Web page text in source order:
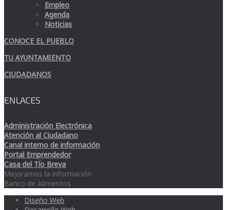
Empleo
Agenda
Noticias
CONOCE EL PUEBLO
TU AYUNTAMIENTO
CIUDADANOS
ENLACES
Administración Electrónica
Atención al Ciudadano
Canal interno de información
Portal Emprendedor
Casa del Tío Breva
Mejoramos la información
Banco de Alimentos
Diseño Web